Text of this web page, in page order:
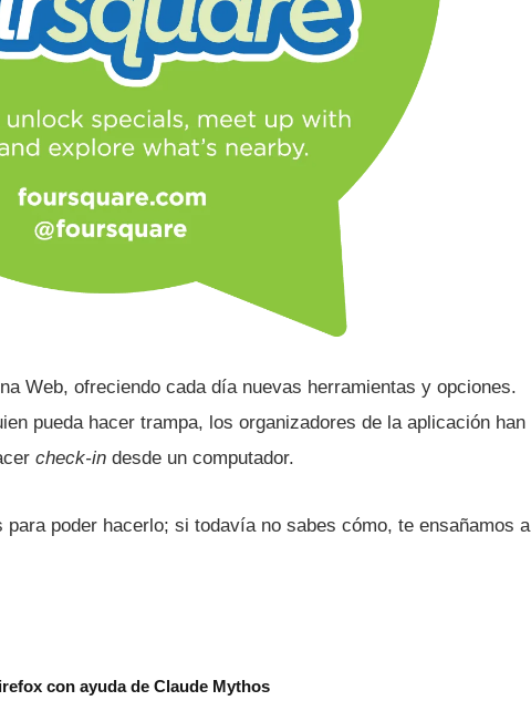
Web, ofreciendo cada dí­a nuevas herramientas y opciones.
pueda hacer trampa, los organizadores de la aplicación han
check-in desde un computador.
poder hacerlo; si todaví­a no sabes cómo, te ensañamos a
con ayuda de Claude Mythos